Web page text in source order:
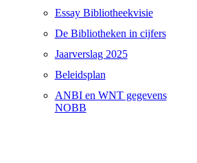
Essay Bibliotheekvisie
De Bibliotheken in cijfers
Jaarverslag 2025
Beleidsplan
ANBI en WNT gegevens
NOBB